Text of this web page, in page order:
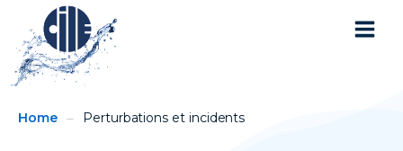
Breadcrumbs
You
Home Perturbations et incidents